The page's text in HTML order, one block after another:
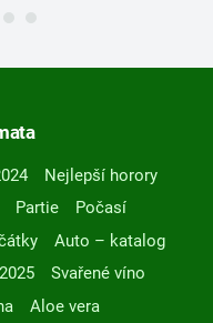
Nejlepší horory
Partie
Počasí
Auto – katalog
Svařené víno
Aloe vera